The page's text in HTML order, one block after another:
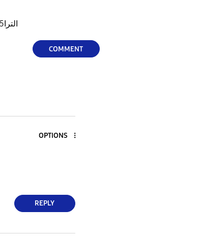
في تحديث حاليا ممكن اعرف بتاع اي سامسونج sالترا25
COMMENT
OPTIONS
REPLY